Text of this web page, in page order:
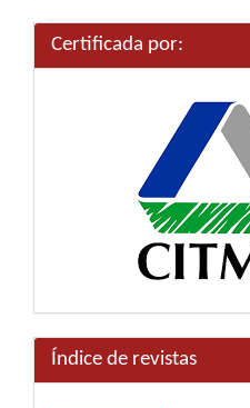
Certificada por:
Índice de revistas